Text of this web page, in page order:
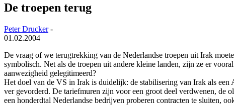
De troepen terug
Peter Drucker-
01.02.2004
De vraag of we terugtrekking van de Nederlandse troepen uit Irak
symbolisch. Net als de troepen uit andere kleine landen, zijn ze er
aanwezigheid gelegitimeerd?
Het doel van de VS in Irak is duidelijk: de stabilisering van Irak als een
ver gevorderd. De tariefmuren zijn voor een groot deel verdwenen, de
een honderdtal Nederlandse bedrijven proberen contracten te sluiten,